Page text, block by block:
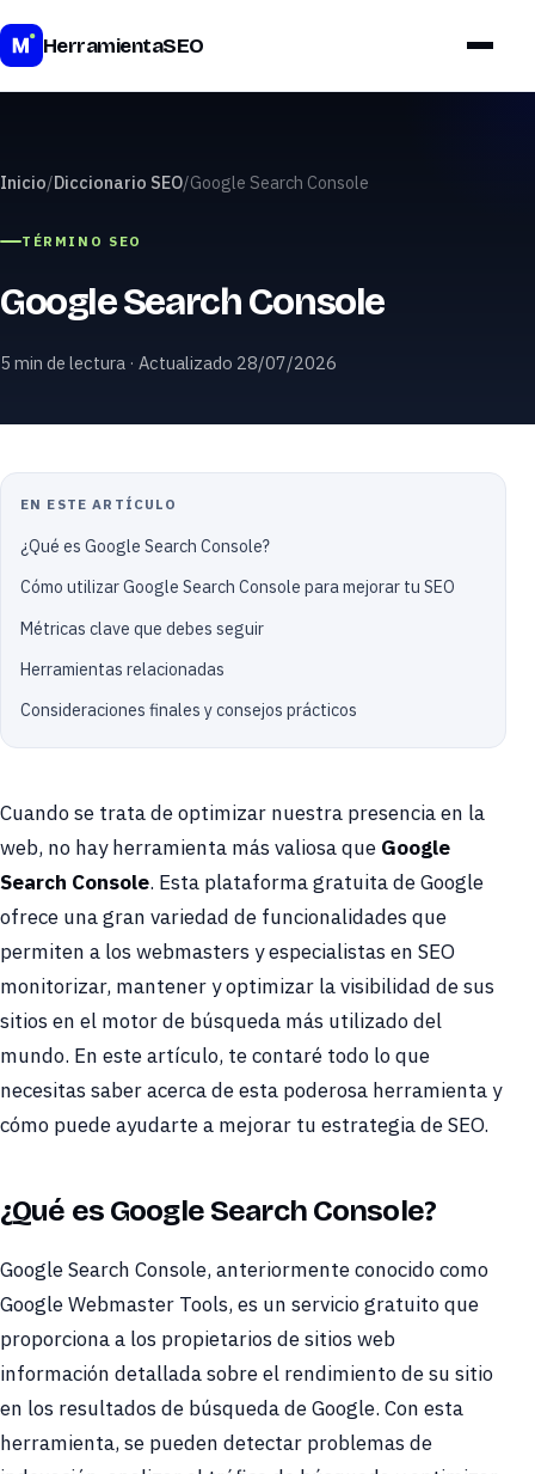
HerramientaSEO
Inicio/Diccionario SEO/Google Search Console
TÉRMINO SEO
Google Search Console
5 min de lectura · Actualizado 28/07/2026
EN ESTE ARTÍCULO
¿Qué es Google Search Console?
Cómo utilizar Google Search Console para mejorar tu SEO
Métricas clave que debes seguir
Herramientas relacionadas
Consideraciones finales y consejos prácticos
Cuando se trata de optimizar nuestra presencia en la
web, no hay herramienta más valiosa que Google
Search Console. Esta plataforma gratuita de Google
ofrece una gran variedad de funcionalidades que
permiten a los webmasters y especialistas en SEO
monitorizar, mantener y optimizar la visibilidad de sus
sitios en el motor de búsqueda más utilizado del
mundo. En este artículo, te contaré todo lo que
necesitas saber acerca de esta poderosa herramienta y
cómo puede ayudarte a mejorar tu estrategia de SEO.
¿Qué es Google Search Console?
Google Search Console, anteriormente conocido como
Google Webmaster Tools, es un servicio gratuito que
proporciona a los propietarios de sitios web
información detallada sobre el rendimiento de su sitio
en los resultados de búsqueda de Google. Con esta
herramienta, se pueden detectar problemas de